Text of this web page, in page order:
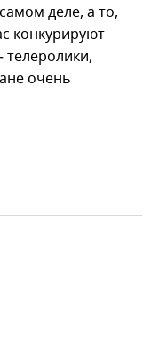
деле, а то,
конкурируют
очень